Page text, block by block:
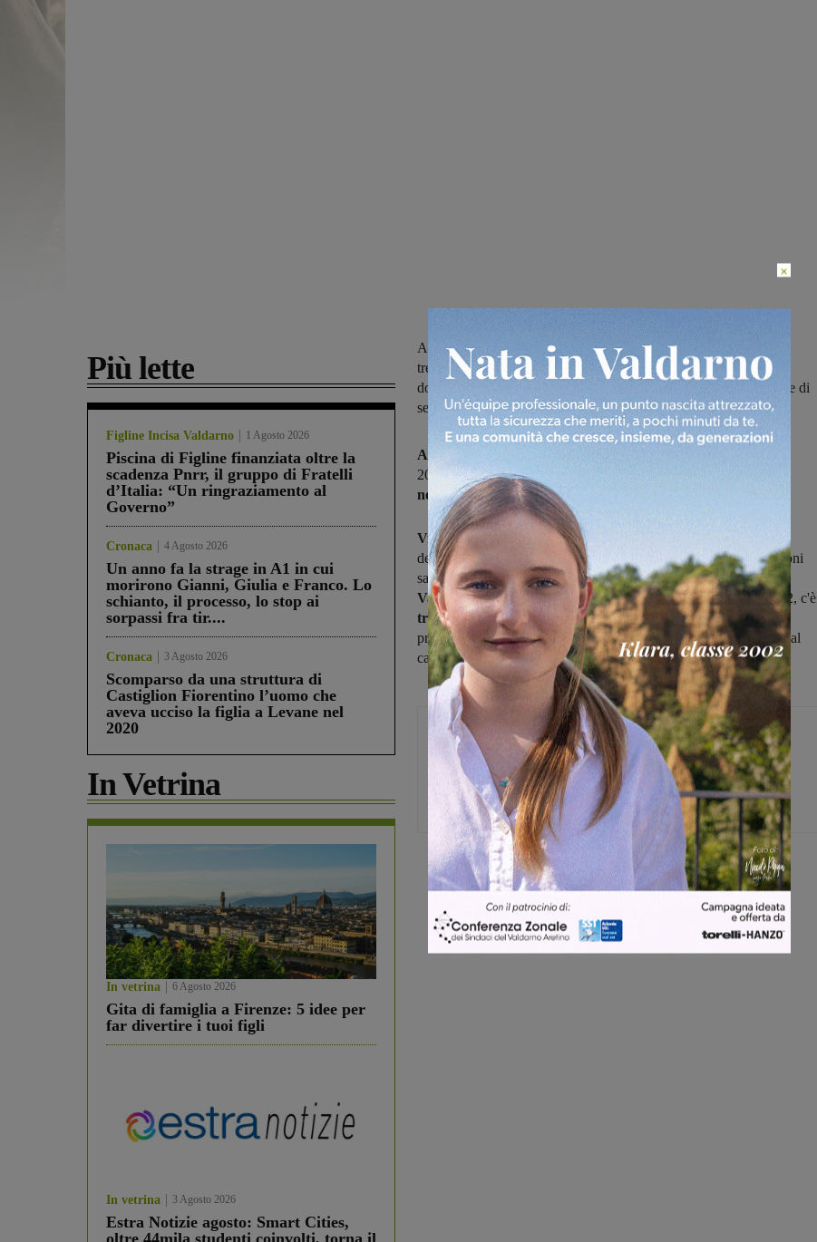
Più lette
Figline Incisa Valdarno 1 Agosto 2026
Piscina di Figline finanziata oltre la
scadenza Pnrr, il gruppo di Fratelli
d’Italia: “Un ringraziamento al
Governo”
Cronaca 4 Agosto 2026
Un anno fa la strage in A1 in cui
morirono Gianni, Giulia e Franco. Lo
schianto, il processo, lo stop ai
sorpassi fra tir....
Cronaca 3 Agosto 2026
Scomparso da una struttura di
Castiglion Fiorentino l’uomo che
aveva ucciso la figlia a Levane nel
2020
In Vetrina
In vetrina 6 Agosto 2026
Gita di famiglia a Firenze: 5 idee per
far divertire i tuoi figli
In vetrina 3 Agosto 2026
Estra Notizie agosto: Smart Cities,
Ancora non è ufficiale ma si dovrebbe iniziare il 7 novembre;
trepidazione a Piandiscò, dove si attende di sapere l’esito della
domanda di ripescaggio per l’ammissione al campionato nazionale di
serie B2
Ancora non è ufficialema il campionato di pallavolo di serie B2
2020-2021 dovrebbe iniziare il fine settimana
novembre.
Vista la presunta data di partenza, si può ipotizzare che la
definizione degli organici e quindi anche la composizione dei gironi
sarà resa nota dalla Fipav solo attorno a Ferragosto e se il
Valdarninsieme è certodella partecipazione al torneo di serie B2, c'è
trepidazione a Piandiscò,
dove si attende di sapere se per per la
prima volta nella storia, grazie a un ripescaggio, si prenderà parte al
campionato nazionale di serie B2.
Michele Bossini
×